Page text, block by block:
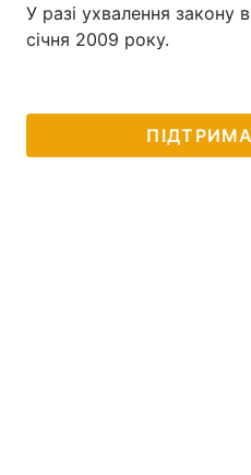
У разі ухвалення закону
січня 2009 року.